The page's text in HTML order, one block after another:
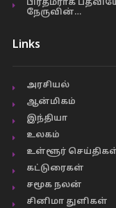
பிரதமராக
நேருவின்…
Links
அரசியல்
ஆன்மிகம்
இந்தியா
உலகம்
உள்ளூர்
கட்டுரைகள்
சமூக நலன்
சினிமா துளிகள்